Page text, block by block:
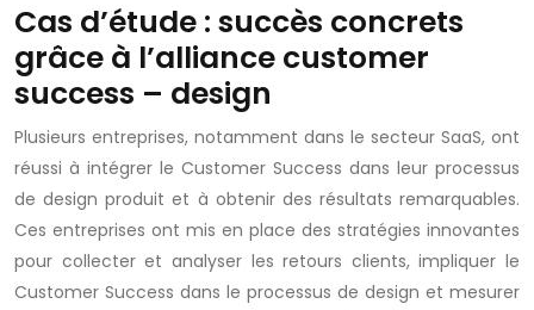
Cas d’étude : succès concrets
grâce à l’alliance customer
success – design
Plusieurs entreprises, notamment dans le secteur SaaS, ont
réussi à intégrer le Customer Success dans leur processus
de design produit et à obtenir des résultats remarquables.
Ces entreprises ont mis en place des stratégies innovantes
pour collecter et analyser les retours clients, impliquer le
Customer Success dans le processus de design et mesurer